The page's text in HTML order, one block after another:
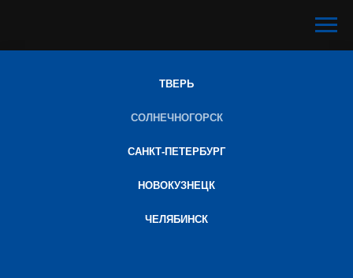
ТВЕРЬ
СОЛНЕЧНОГОРСК
САНКТ-ПЕТЕРБУРГ
НОВОКУЗНЕЦК
ЧЕЛЯБИНСК